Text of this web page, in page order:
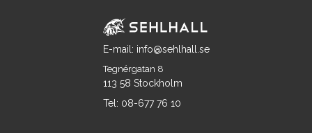
E-mail: info@sehlhall.se
Tegnérgatan 8
113 58 Stockholm
Tel: 08-677 76 10